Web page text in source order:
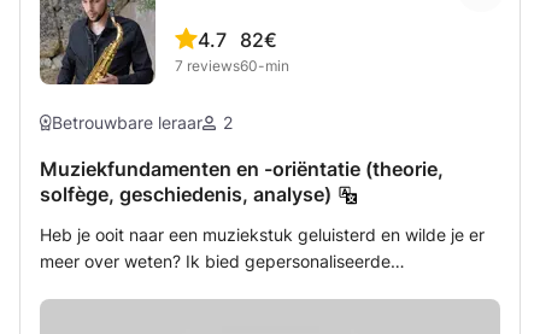
4.7
7 reviews
82€
60-min
Betrouwbare leraar 2
Muziekfundamenten en -oriëntatie (theorie,
solfège, geschiedenis, analyse)
Heb je ooit naar een muziekstuk geluisterd en wilde je er
meer over weten? Ik bied gepersonaliseerde